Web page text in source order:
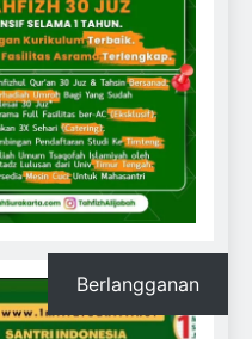
Berlangganan